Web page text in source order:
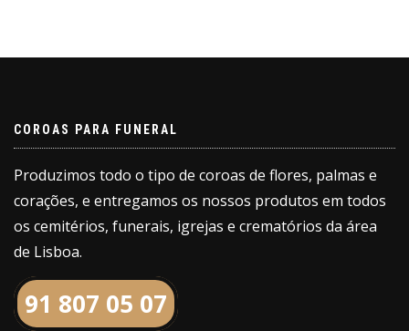
COROAS PARA FUNERAL
Produzimos todo o tipo de coroas de flores, palmas e
corações, e entregamos os nossos produtos em todos
os cemitérios, funerais, igrejas e crematórios da área
de Lisboa.
91 807 05 07